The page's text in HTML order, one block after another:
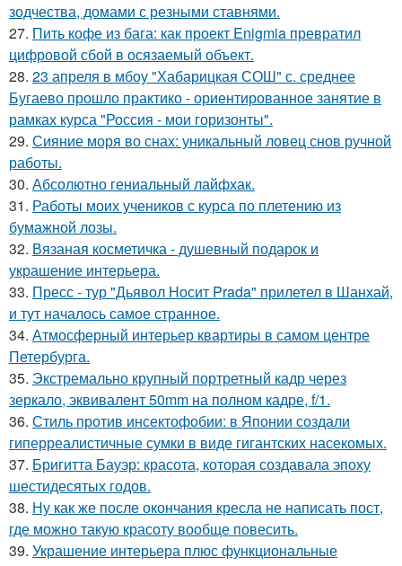
зодчества, домами с резными ставнями.
27. Пить кофе из бага: как проект Enigmia превратил
цифровой сбой в осязаемый объект.
28. 23 апреля в мбоу "Хабарицкая СОШ" с. среднее
Бугаево прошло практико - ориентированное занятие в
рамках курса "Россия - мои горизонты".
29. Сияние моря во снах: уникальный ловец снов ручной
работы.
30. Абсолютно гениальный лайфхак.
31. Работы моих учеников с курса по плетению из
бумажной лозы.
32. Вязаная косметичка - душевный подарок и
украшение интерьера.
33. Пресс - тур "Дьявол Носит Prada" прилетел в Шанхай,
и тут началось самое странное.
34. Атмосферный интерьер квартиры в самом центре
Петербурга.
35. Экстремально крупный портретный кадр через
зеркало, эквивалент 50mm на полном кадре, f/1.
36. Стиль против инсектофобии: в Японии создали
гиперреалистичные сумки в виде гигантских насекомых.
37. Бригитта Бауэр: красота, которая создавала эпоху
шестидесятых годов.
38. Ну как же после окончания кресла не написать пост,
где можно такую красоту вообще повесить.
39. Украшение интерьера плюс функциональные